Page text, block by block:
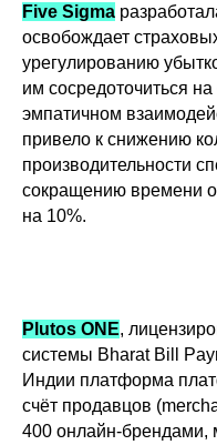
Five Sigma
освобождает
урегулированию
им сосредоточиться
эмпатичном
привело к снижению
производительности
сокращению времени
на 10%.
Plutos ONE,
системы Bharat Bill
Индии платформа
счёт продавцов
400 онлайн-брендами,